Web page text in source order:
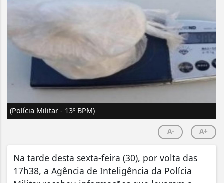
(Polícia Militar - 13º BPM)
A- A+
Na tarde desta sexta-feira (30), por volta das
17h38, a Agência de Inteligência da Polícia